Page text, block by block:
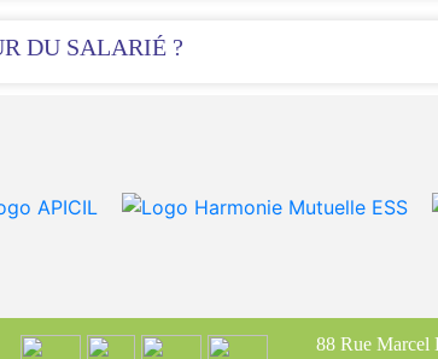
DU SALARIÉ ?
88 Rue Marcel